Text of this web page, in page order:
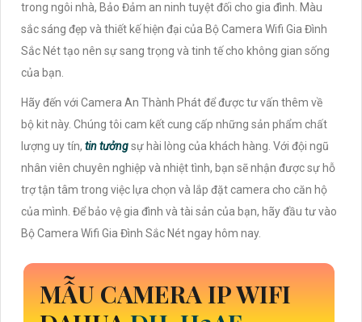
trong ngôi nhà, Bảo Đảm an ninh tuyệt đối cho gia đình. Màu
sắc sáng đẹp và thiết kế hiện đại của Bộ Camera Wifi Gia Đình
Sắc Nét tạo nên sự sang trọng và tinh tế cho không gian sống
của bạn.
Hãy đến với Camera An Thành Phát để được tư vấn thêm về
bộ kit này. Chúng tôi cam kết cung cấp những sản phẩm chất
lượng uy tín, tin tưởngsự hài lòng của khách hàng. Với đội ngũ
nhân viên chuyên nghiệp và nhiệt tình, bạn sẽ nhận được sự hỗ
trợ tận tâm trong việc lựa chọn và lắp đặt camera cho căn hộ
của mình. Để bảo vệ gia đình và tài sản của bạn, hãy đầu tư vào
Bộ Camera Wifi Gia Đình Sắc Nét ngay hôm nay.
MẪU CAMERA IP WIFI